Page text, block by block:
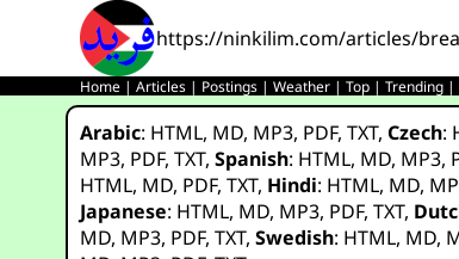
https://ninkilim.com/articles/
Home |Articles | Postings |Weather |Top |Trending |
Arabic: HTML, MD, MP3, PDF,TXT,Czech:
MP3, PDF,TXT,Spanish: HTML, MD, MP3,
HTML, MD, PDF,TXT, Hindi: HTML, MD,
Japanese: HTML, MD, MP3, PDF,TXT,
MD, MP3, PDF,TXT,Swedish: HTML, MD,